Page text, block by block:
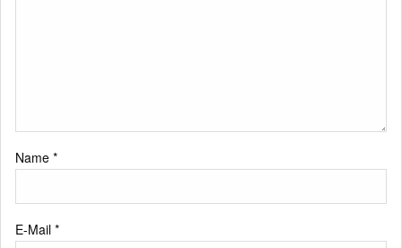
Name *
E-Mail *